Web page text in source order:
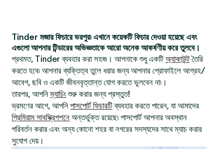
Tinder মজার ফিচারে ভরপুর৷ এখানে কয়েকটি ফিচার দেওয়া হয়েছে এবং
এগুলো আপনার টিন্ডারের অভিজ্ঞতাকে আরো অনেক আকর্ষণীয় করে তুলবে।
প্রথমত, Tinder ব্যবহার করা সহজ। আপনাকে শুধু একটি অ্যাকাউন্টতৈরি
করতে হবে৷ আপনার ব্যক্তিত্ব তুলে ধরার জন্য আপনার প্রোফাইলে আগ্রহ/
আবেগ, ছবি ও একটি জীবনবৃত্তান্ত যোগ করতে ভুলবেন না৷।
তারপর, আপনিম্যাচিং শুরু করার জন্য প্রস্তুত!
ভ্রমণের আগে, আপনি পাসপোর্ট ফিচারটিব্যবহার করতে পারেন, যা আমাদের
প্রিমিয়াম সাবস্ক্রিপশনে অন্তর্ভুক্ত রয়েছে৷ পাসপোর্ট আপনার অবস্থান
পরিবর্তন করার এবং অন্য কোনো শহর বা নগরের সদস্যদের সাথে ম্যাচ করার
সুযোগ দেয়।